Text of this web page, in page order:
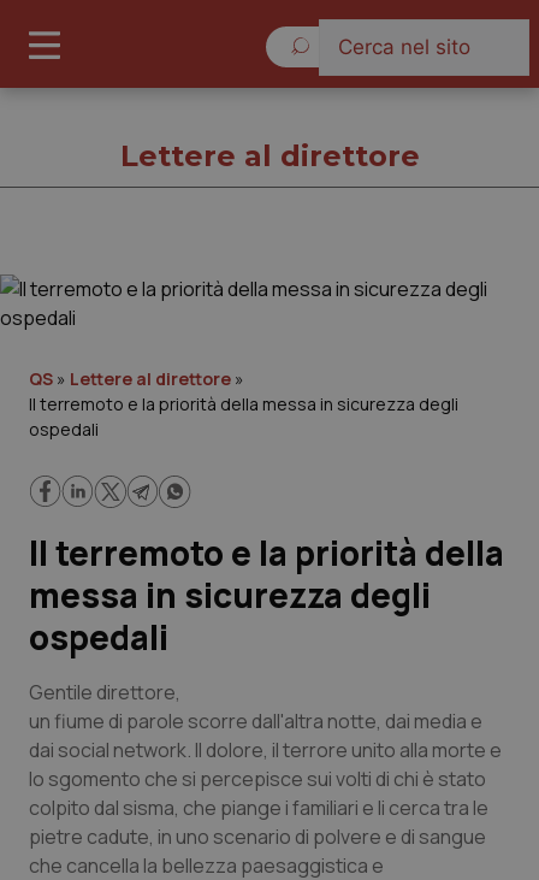
Governo e Parlamento
Regioni e Asl
Lavoro e Professioni
Scienza e Farmaci
Studi e Analisi
Lettere al direttore
Edizioni Regionali
QS Pro
Lettere al direttore
QS » Lettere al direttore »
Il terremoto e la priorità della messa in sicurezza degli
ospedali
Il terremoto e la priorità della
messa in sicurezza degli
ospedali
Gentile direttore,
un fiume di parole scorre dall'altra notte, dai media e
dai social network. Il dolore, il terrore unito alla morte e
lo sgomento che si percepisce sui volti di chi è stato
colpito dal sisma, che piange i familiari e li cerca tra le
pietre cadute, in uno scenario di polvere e di sangue
che cancella la bellezza paesaggistica e